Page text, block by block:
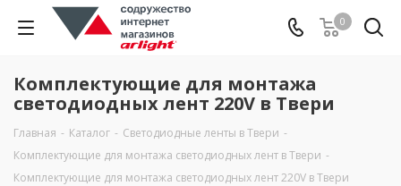
0
Комплектующие для монтажа
светодиодных лент 220V в Твери
Главная - Каталог - Светодиодные ленты в Твери -
Комплектующие для монтажа светодиодных лент в Твери -
Комплектующие для монтажа светодиодных лент 220V в Твери